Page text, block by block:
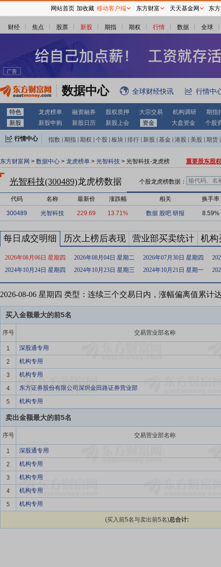
财经 焦点 股票 新股 期指 期权 行情 数据 全球
数据中心 全球财经快讯 行情中
特色 龙虎榜单 融资融券 股权质押 大宗交易 机构调研
期指
新股
新股申购 新股日历 新股上会 资金 大盘资金 个股
行情中心 指数 期指 期权 个股 板块 排行 新股 基金 港股 美股 期货
东方财富网 > 数据中心 > 龙虎榜单 > 光智科技 > 光智科技-龙虎榜 重要股东股
光智科技(300489)龙虎榜数据 个股龙虎榜数据：
代码 名称 最新价 涨跌幅 相关 换手率
300489 光智科技 229.69 13.71% 数据 股吧 研报 8.59%
每日成交明细 历次上榜后表现 营业部买卖统计 机构
2026年08月06日 星期四 2026年08月04日 星期二 2026年07月30日 星期四
2024年10月24日 星期四
2024年10月23日 星期三 2024年10月21日 星期一
2026-08-06 星期四 类型：连续三个交易日内，涨幅偏离值累计
买入金额最大的前5名
序号 交易营业部名称
1
深股通专用
2
机构专用
3
机构专用
4
东方证券股份有限公司深圳金田路证券营业部
5
机构专用
卖出金额最大的前5名
序号 交易营业部名称
1
深股通专用
2
机构专用
3
机构专用
4
机构专用
5
机构专用
(买入前5名与卖出前5名)总合计:
网站首页 加收藏 移动客户端 东方财富 天天基金网 东